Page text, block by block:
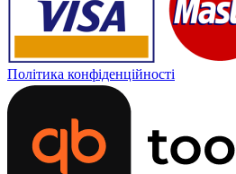
Політика конфіденційності